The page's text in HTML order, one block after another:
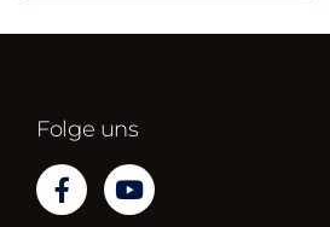
Folge uns